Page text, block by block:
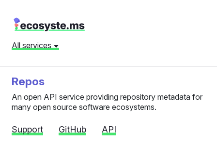
All services
Repos
An open API service providing repository metadata for
many open source software ecosystems.
Support GitHub API